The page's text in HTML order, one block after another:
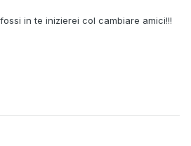
in te inizierei col cambiare amici!!!